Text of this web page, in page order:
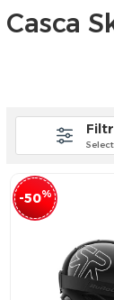
Casca
-50%